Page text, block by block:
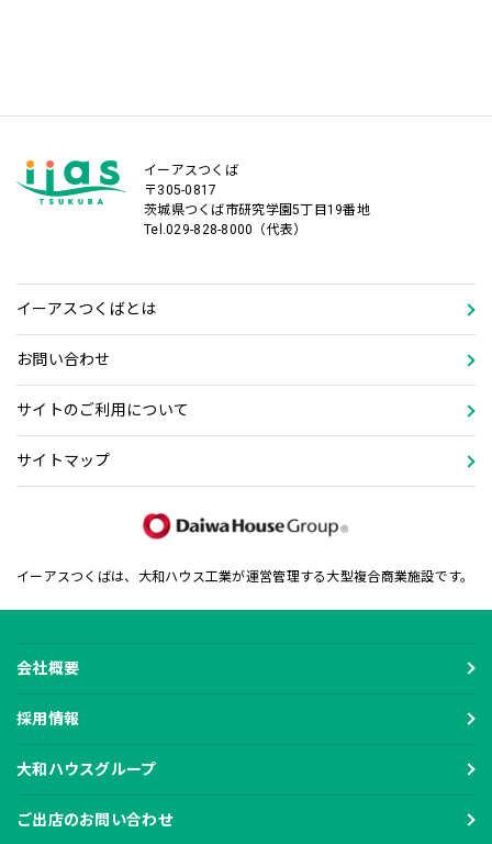
イーアスつくば
〒305-0817
茨城県つくば市研究学園5丁目19番地
Tel.029-828-8000（代表）
イーアスつくばとは
お問い合わせ
サイトのご利用について
サイトマップ
イーアスつくばは、大和ハウス工業が運営管理する大型複合商業施設です。
会社概要
採用情報
大和ハウスグループ
ご出店のお問い合わせ